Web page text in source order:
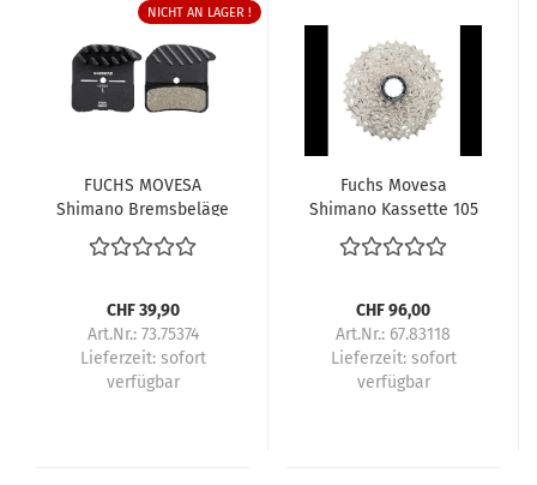
NICHT AN LAGER !
FUCHS MOVESA
Shimano Bremsbeläge
H03A
CHF 39,90
Art.Nr.: 73.75374
Lieferzeit: sofort
verfügbar
Fuchs Movesa
Shimano Kassette 105
CS-HG710 12-Gang 11-
36 Zähne Box
CHF 96,00
Art.Nr.: 67.83118
Lieferzeit: sofort
verfügbar